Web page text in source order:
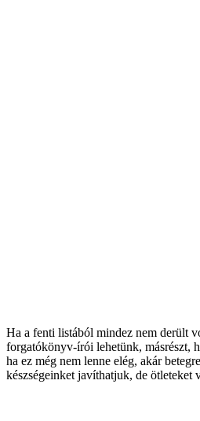
Ha a fenti listából mindez nem derült
forgatókönyv-írói lehetünk, másrészt,
ha ez még nem lenne elég, akár
készségeinket javíthatjuk, de ötleteket